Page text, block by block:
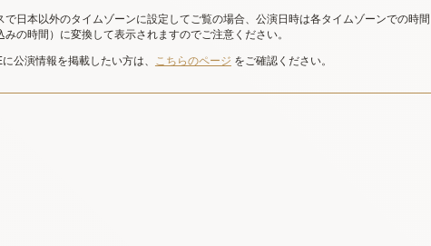
で日本以外のタイムゾーンに設定してご覧の場合、公演日時は各タイムゾーンでの時間
みの時間）に変換して表示されますのでご注意ください。
公演情報を掲載したい方は、 こちらのページ をご確認ください。